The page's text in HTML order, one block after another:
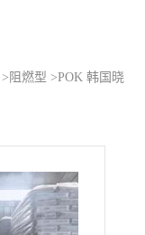
> 阻燃型 >POK 韩国晓